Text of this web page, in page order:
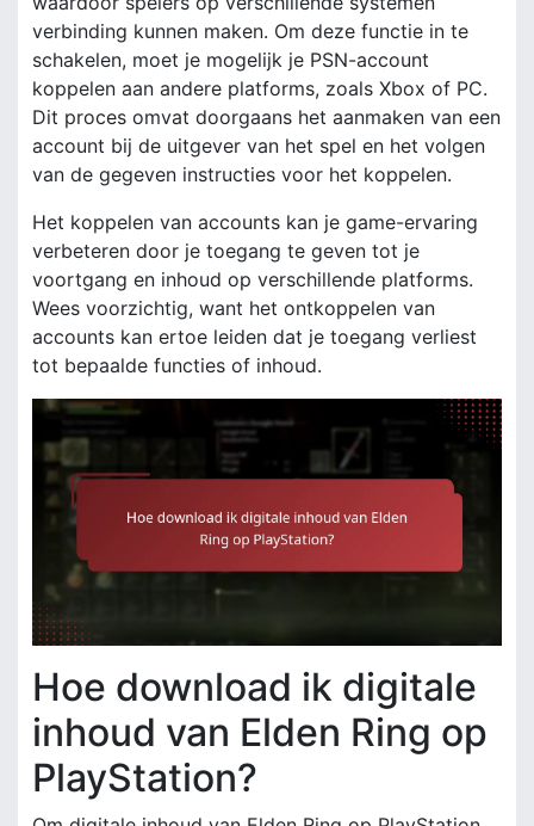
verbinding kunnen maken. Om deze functie in te
schakelen, moet je mogelijk je PSN-account
koppelen aan andere platforms, zoals Xbox of PC.
Dit proces omvat doorgaans het aanmaken van een
account bij de uitgever van het spel en het volgen
van de gegeven instructies voor het koppelen.
Het koppelen van accounts kan je game-ervaring
verbeteren door je toegang te geven tot je
voortgang en inhoud op verschillende platforms.
Wees voorzichtig, want het ontkoppelen van
accounts kan ertoe leiden dat je toegang verliest
tot bepaalde functies of inhoud.
Hoe download ik digitale
inhoud van Elden Ring op
PlayStation?